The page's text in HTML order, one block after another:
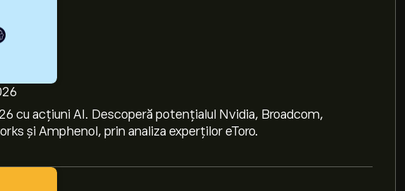
cu acțiuni AI. Descoperă potențialul Nvidia, Broadcom,
și Amphenol, prin analiza experților eToro.